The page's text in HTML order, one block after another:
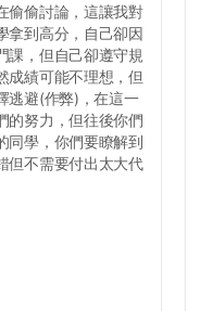
偷偷討論，這讓我對
拿到高分，自己卻因
課，但自己卻遵守規
成績可能不理想，但
逃避(作弊)，在這一
的努力，但往後你們
同學，你們要瞭解到
但不需要付出太大代